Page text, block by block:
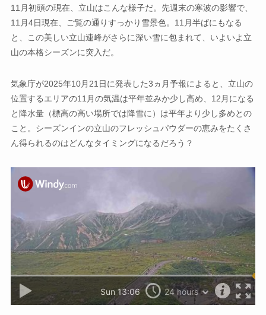
11月初頭の現在、立山はこんな様子だ。先週末の寒波の影響で、
11月4日現在、ご覧の通りすっかり雪景色。11月半ばにもなる
と、この美しい立山連峰がさらに深い雪に包まれて、いよいよ立
山の本格シーズンに突入だ。
気象庁が2025年10月21日に発表した3ヵ月予報によると、立山の
位置するエリアの11月の気温は平年並みか少し高め、12月になる
と降水量（標高の高い場所では降雪に）は平年より少し多めとの
こと。シーズンインの立山のフレッシュパウダーの恵みをたくさ
ん得られるのはどんなタイミングになるだろう？